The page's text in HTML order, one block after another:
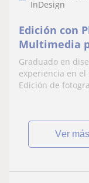
InDesign
Edición con
Multimedia
Graduado en
experiencia en
Edición de
ver más